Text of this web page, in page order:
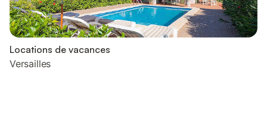
Locations de vacances
Versailles